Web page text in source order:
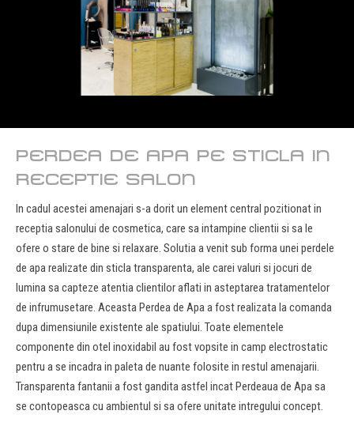
PERDEA DE APA PE STICLA IN
RECEPTIE SALON
In cadul acestei amenajari s-a dorit un element central pozitionat in
receptia salonului de cosmetica, care sa intampine clientii si sa le
ofere o stare de bine si relaxare. Solutia a venit sub forma unei perdele
de apa realizate din sticla transparenta, ale carei valuri si jocuri de
lumina sa capteze atentia clientilor aflati in asteptarea tratamentelor
de infrumusetare. Aceasta Perdea de Apa a fost realizata la comanda
dupa dimensiunile existente ale spatiului. Toate elementele
componente din otel inoxidabil au fost vopsite in camp electrostatic
pentru a se incadra in paleta de nuante folosite in restul amenajarii.
Transparenta fantanii a fost gandita astfel incat Perdeaua de Apa sa
se contopeasca cu ambientul si sa ofere unitate intregului concept.